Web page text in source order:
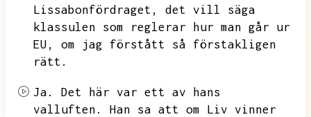
Lissabonfördraget,
det vill säga
klassulen som reglerar hur man går ur
EU,
om jag förstått så förstakligen
rätt.
Ja.
Det här var ett av hans
valluften.
Han sa att om Liv vinner